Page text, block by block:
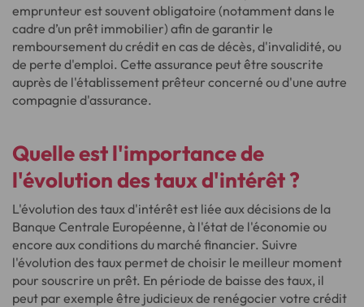
emprunteur est souvent obligatoire (notamment dans le
cadre d’un prêt immobilier) afin de garantir le
remboursement du crédit en cas de décès, d'invalidité, ou
de perte d'emploi. Cette assurance peut être souscrite
auprès de l'établissement prêteur concerné ou d'une autre
compagnie d'assurance.
Quelle est l'importance de
l'évolution des taux d'intérêt ?
L'évolution des taux d'intérêt est liée aux décisions de la
Banque Centrale Européenne, à l'état de l'économie ou
encore aux conditions du marché financier. Suivre
l'évolution des taux permet de choisir le meilleur moment
pour souscrire un prêt. En période de baisse des taux, il
peut par exemple être judicieux de renégocier votre crédit